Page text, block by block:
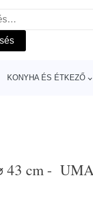
KONYHA ÉS ÉTKEZŐ
43 cm -